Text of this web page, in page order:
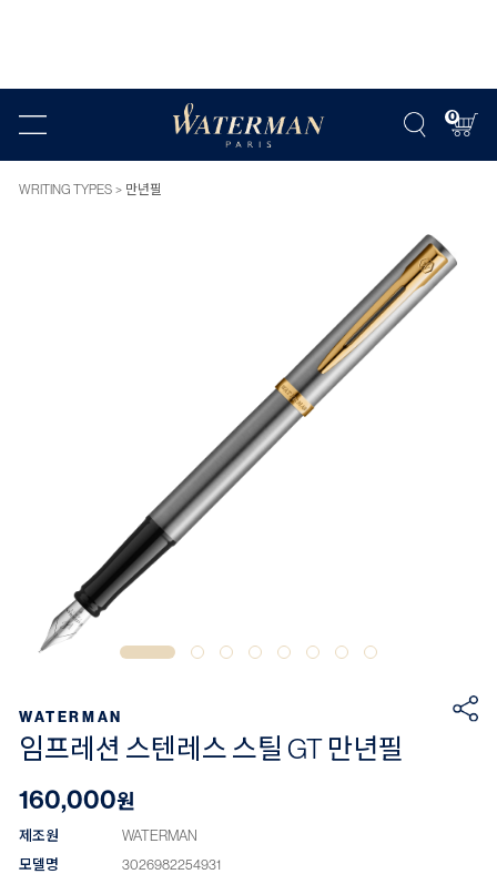
0
WRITING TYPES 만년필
WATERMAN
임프레션 스텐레스 스틸 GT 만년필
160,000원
제조원
WATERMAN
모델명
3026982254931